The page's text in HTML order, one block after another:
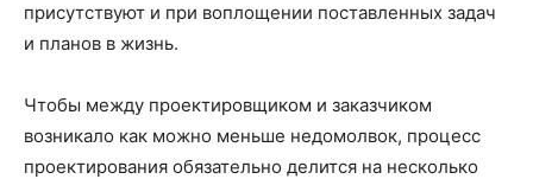
присутствуют и при воплощении поставленных задач
и планов в жизнь.
Чтобы между проектировщиком и заказчиком
возникало как можно меньше недомолвок, процесс
проектирования обязательно делится на несколько